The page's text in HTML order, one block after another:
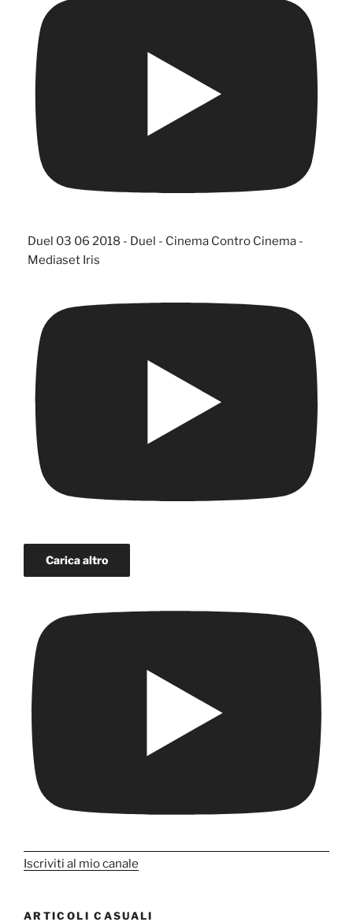
Duel 03 06 2018 - Duel - Cinema Contro Cinema -
Mediaset Iris
Carica altro
Iscriviti al mio canale
ARTICOLI CASUALI